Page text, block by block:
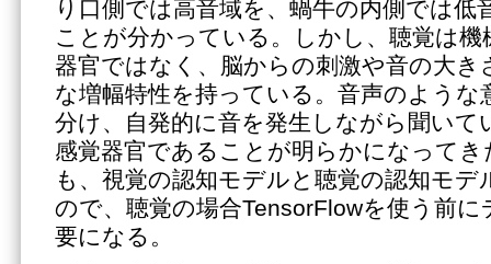
り口側では高音域を、蝸牛の内側では低
ことが分かっている。しかし、聴覚は機
器官ではなく、脳からの刺激や音の大き
な増幅特性を持っている。音声のような
分け、自発的に音を発生しながら聞いて
感覚器官であることが明らかになって
も、視覚の認知モデルと聴覚の認知モ
ので、聴覚の場合TensorFlowを使う前
要になる。